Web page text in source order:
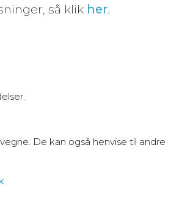
så klik her.
De kan også henvise til andre